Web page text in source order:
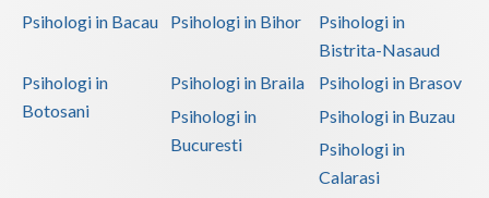
Psihologi in Bacau
Psihologi in Bihor
Psihologi in
Bistrita-Nasaud
Psihologi in
Botosani
Psihologi in Braila
Psihologi in Brasov
Psihologi in
Bucuresti
Psihologi in Buzau
Psihologi in
Calarasi